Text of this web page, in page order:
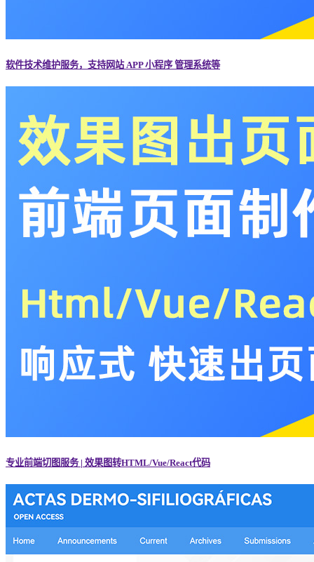
软件技术维护服务，支持网站 APP 小程序 管理系统等
专业前端切图服务 | 效果图转HTML/Vue/React代码